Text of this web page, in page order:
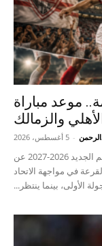
موعد مباراة
الأهلي والزمالك
- 5 أغسطس، 2026
أسفرت قرعة الدوري المصري الممتاز للموسم الجديد 2026-2027 عن
في مواجهة الاتحاد
الأولى، بينما ينتظر...